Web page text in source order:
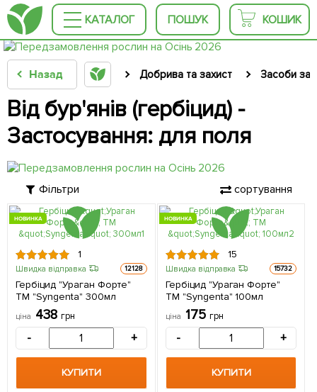
КАТАЛОГ ПОШУК КОШИК
Назад Добрива та захист Засоби
Від бур'янів (гербіцид) -
Застосування: для поля
Фільтри сортування
НОВИНКА
1
Швидка відправка 12128
Гербіцид "Ураган Форте"
ТМ "Syngenta" 300мл
ціна 438 грн
- +
КУПИТИ
НОВИНКА
15
Швидка відправка 15732
Гербіцид "Ураган Форте"
ТМ "Syngenta" 100мл
ціна 175 грн
- +
КУПИТИ